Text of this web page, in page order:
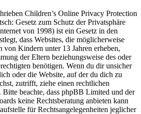
Children’s Online Privacy Protection
Gesetz zum Schutz der Privatsphäre
von 1998) ist ein Gesetz in den
dass Websites, die möglicherweise
von Kindern unter 13 Jahren erheben,
der Eltern beziehungsweise des oder
benötigen. Wenn du dir unsicher
oder die Website, auf der du dich zu
zutrifft, ziehe einen rechtlichen
Bitte beachte, dass phpBB Limited und der
keine Rechtsberatung anbieten kann
für Rechtsangelegenheiten jeglicher